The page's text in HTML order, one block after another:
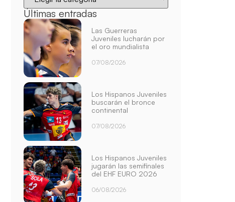
Últimas entradas
Las Guerreras
Juveniles lucharán por
el oro mundialista
07/08/2026
Los Hispanos Juveniles
buscarán el bronce
continental
07/08/2026
Los Hispanos Juveniles
jugarán las semifinales
del EHF EURO 2026
06/08/2026